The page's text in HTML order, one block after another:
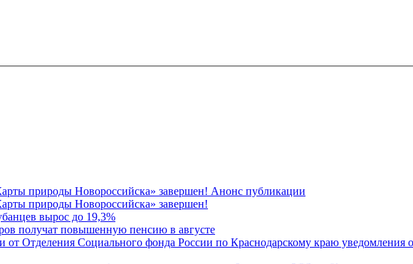
природы Новороссийска» завершен! Анонс публикации
природы Новороссийска» завершен!
вырос до 19,3%
получат повышенную пенсию в августе
Отделения Социального фонда России по Краснодарскому краю уведомления